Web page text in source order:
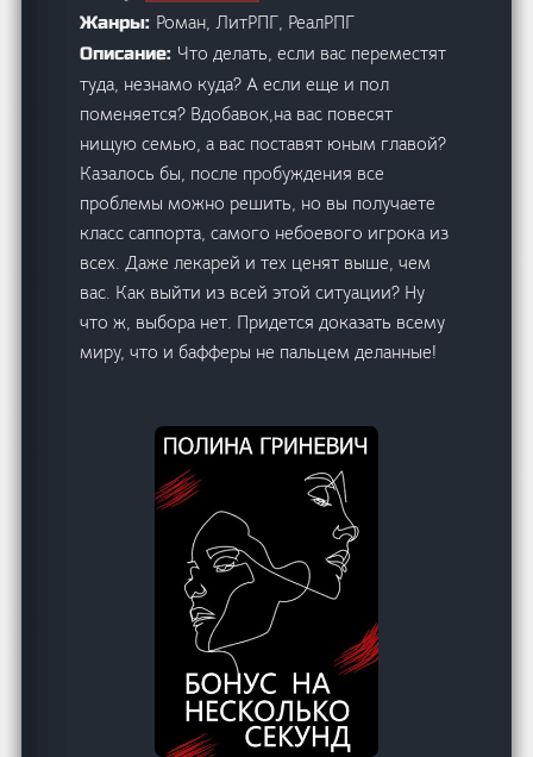
Жанры: Роман, ЛитРПГ, РеалРПГ
Описание: Что делать, если вас переместят
туда, незнамо куда? А если еще и пол
поменяется? Вдобавок,на вас повесят
нищую семью, а вас поставят юным главой?
Казалось бы, после пробуждения все
проблемы можно решить, но вы получаете
класс саппорта, самого небоевого игрока из
всех. Даже лекарей и тех ценят выше, чем
вас. Как выйти из всей этой ситуации? Ну
что ж, выбора нет. Придется доказать всему
миру, что и бафферы не пальцем деланные!